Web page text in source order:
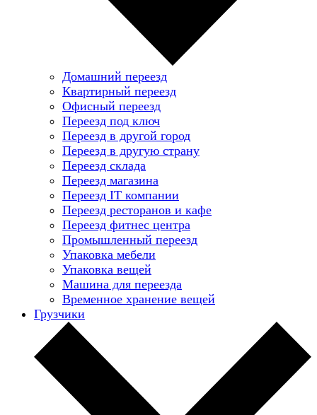
Домашний переезд
Квартирный переезд
Офисный переезд
Переезд под ключ
Переезд в другой город
Переезд в другую страну
Переезд склада
Переезд магазина
Переезд IT компании
Переезд ресторанов и кафе
Переезд фитнес центра
Промышленный переезд
Упаковка мебели
Упаковка вещей
Машина для переезда
Временное хранение вещей
Грузчики